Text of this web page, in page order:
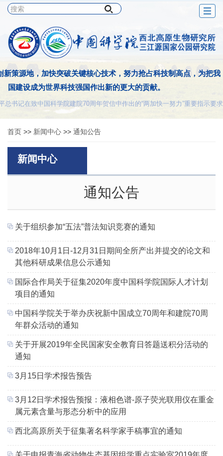
新策源地，加快突破关键核心技术，努力抢占科技制高点，为把我
国建设成为世界科技强国作出新的更大的贡献。
书记在致中国科学院建院70周年贺信中作出的“两加快一努力”重要指示要求
首页 >> 新闻中心 >> 通知公告
新闻中心
通知公告
关于组织参加“五法”普法知识竞赛的通知
2018年10月1日-12月31日期间全所产出并提交的论文和
其他科研成果信息公示通知
国际合作局关于征集2020年度中国科学院国际人才计划
项目的通知
中国科学院关于举办庆祝新中国成立70周年和建院70周
年群众活动的通知
关于开展2019年全民国家安全教育日答题送积分活动的
通知
3月15日学术报告预告
3月12日学术报告预报：液相色谱-原子荧光联用仪在重金
属元素含量与形态分析中的应用
西北高原所关于征集著名科学家手稿事宜的通知